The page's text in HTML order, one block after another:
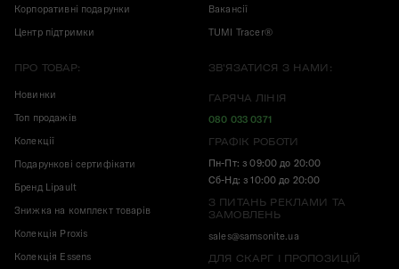
Корпоративні подарунки
Центр підтримки
Вакансії
TUMI Tracer®
ПРО ТОВАР:
Новинки
Топ продажів
Колекції
Подарункові сертифікати
Бренд Lipault
Знижка на комплект товарів
Колекція Proxis
Колекція Essens
ЗВ'ЯЗАТИСЯ З НАМИ:
ГАРЯЧА ЛІНІЯ
080 033 0371
ГРАФІК РОБОТИ
Пн-Пт: з 09:00 до 20:00
Сб-Нд: з 10:00 до 20:00
З ПИТАНЬ РЕКЛАМИ ТА
ЗАМОВЛЕНЬ
sales@samsonite.ua
ДЛЯ СКАРГ І ПРОПОЗИЦІЙ